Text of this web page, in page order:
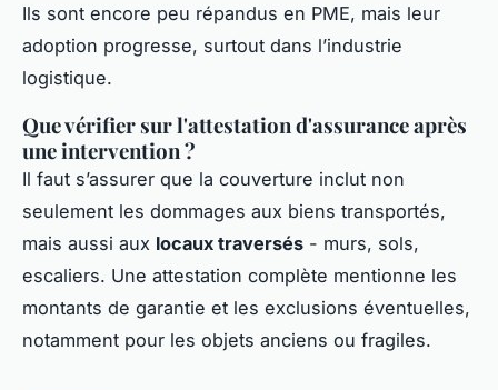
Ils sont encore peu répandus en PME, mais leur
adoption progresse, surtout dans l’industrie
logistique.
Que vérifier sur l'attestation d'assurance après
une intervention ?
Il faut s’assurer que la couverture inclut non
seulement les dommages aux biens transportés,
mais aussi aux locaux traversés - murs, sols,
escaliers. Une attestation complète mentionne les
montants de garantie et les exclusions éventuelles,
notamment pour les objets anciens ou fragiles.